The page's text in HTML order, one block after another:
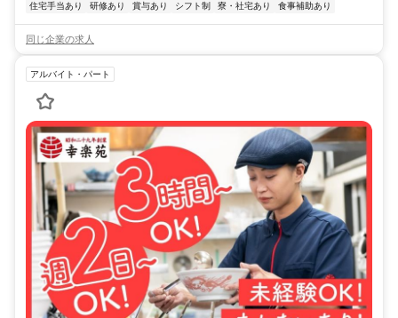
住宅手当あり 研修あり 賞与あり シフト制 寮・社宅あり 食事補助あり
同じ企業の求人
アルバイト・パート